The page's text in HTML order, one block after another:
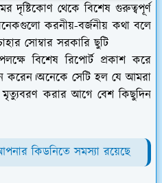
দৃষ্টিকোণ থেকে বিশেষ গুরুত্বপূর্ণ
করনীয়-বর্জনীয় কথা বলে
সোম্বার সরকারি ছুটি
বিশেষ রিপোর্ট প্রকাশ করে
করেন।অনেকে সেটি হল যে আমরা
করার আগে বেশ কিছুদিন
কিডনিতে সমস্যা রয়েছে